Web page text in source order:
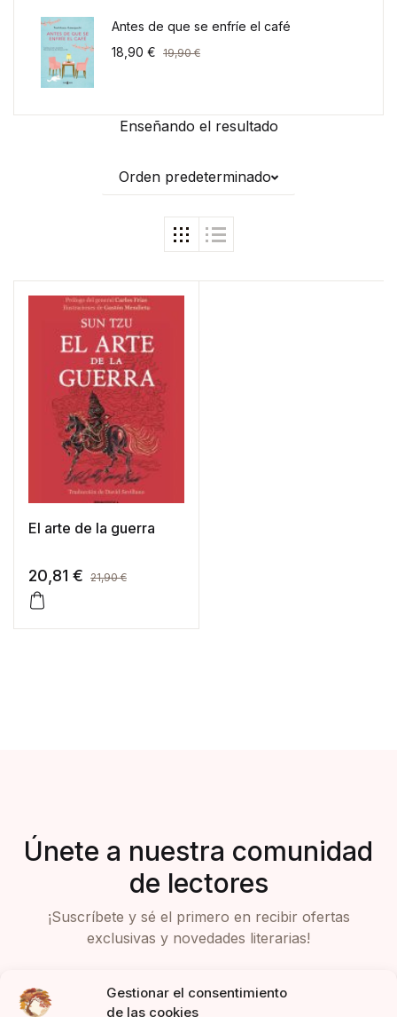
Gestionar el consentimiento
de las cookies
Enseñando el resultado
Orden predeterminado
El arte de la guerra
20,81 € 21,90€
Antes de que se enfríe el café
18,90 € 19,90€
Únete a nuestra comunidad
de lectores
¡Suscríbete y sé el primero en recibir ofertas
exclusivas y novedades literarias!